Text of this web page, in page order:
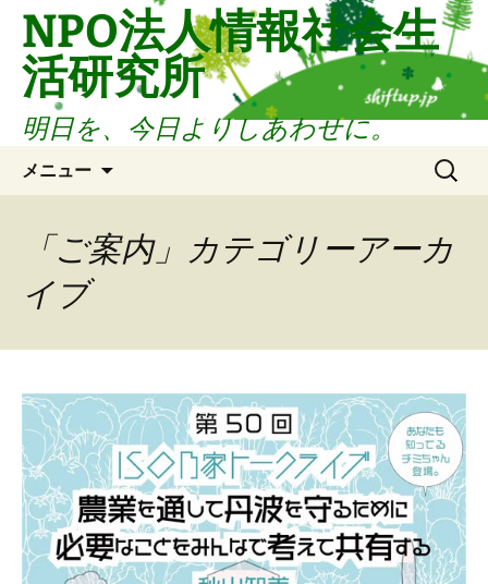
へ
キ
NPO法人情報社会生
活研究所
明日を、今日よりしあわせに。
メニュー
検
索:
「ご案内」カテゴリーアーカ
イブ